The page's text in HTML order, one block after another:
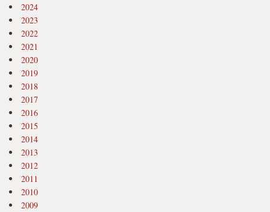
2024
2023
2022
2021
2020
2019
2018
2017
2016
2015
2014
2013
2012
2011
2010
2009